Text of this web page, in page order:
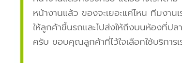
หน้างานแล้ว ของจะเยอะแค่ไหน ทีมงาน
ให้ลูกค้าขึ้นรถและไปส่งให้ถึงบนห้องที่ปล
ครับ ขอบคุณลูกค้าที่ไว้ใจเลือกใช้บริการเ